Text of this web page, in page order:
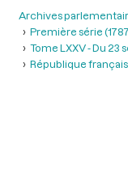
Archives
Première série
Tome LXXV - Du 23
République